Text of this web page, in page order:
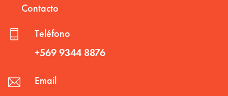
Contacto
Teléfono
+569 9344 8876
Email